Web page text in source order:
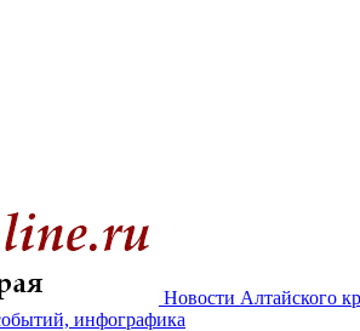
Новости Алтайского
инфографика